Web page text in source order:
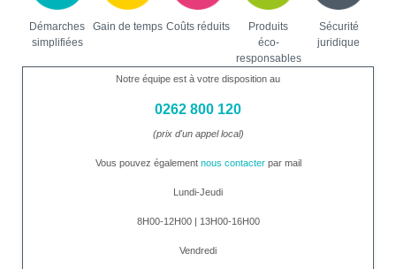
Démarches
simplifiées
Gain de temps Coûts réduits
Produits
éco-
responsables
Sécurité
juridique
Notre équipe est à votre disposition au
0262 800 120
(prix d'un appel local)
Vous pouvez également nous contacterpar mail
Lundi-Jeudi
8H00-12H00 | 13H00-16H00
Vendredi